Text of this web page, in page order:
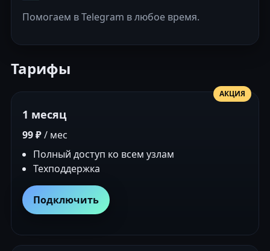
Помогаем в Telegram в любое время.
Тарифы
АКЦИЯ
1 месяц
99 ₽/ мес
Полный доступ ко всем узлам
Техподдержка
Подключить